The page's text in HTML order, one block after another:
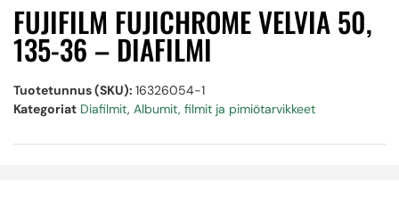
FUJIFILM FUJICHROME VELVIA 50,
135-36 – DIAFILMI
Tuotetunnus (SKU): 16326054-1
Kategoriat Diafilmit, Albumit, filmit ja pimiötarvikkeet